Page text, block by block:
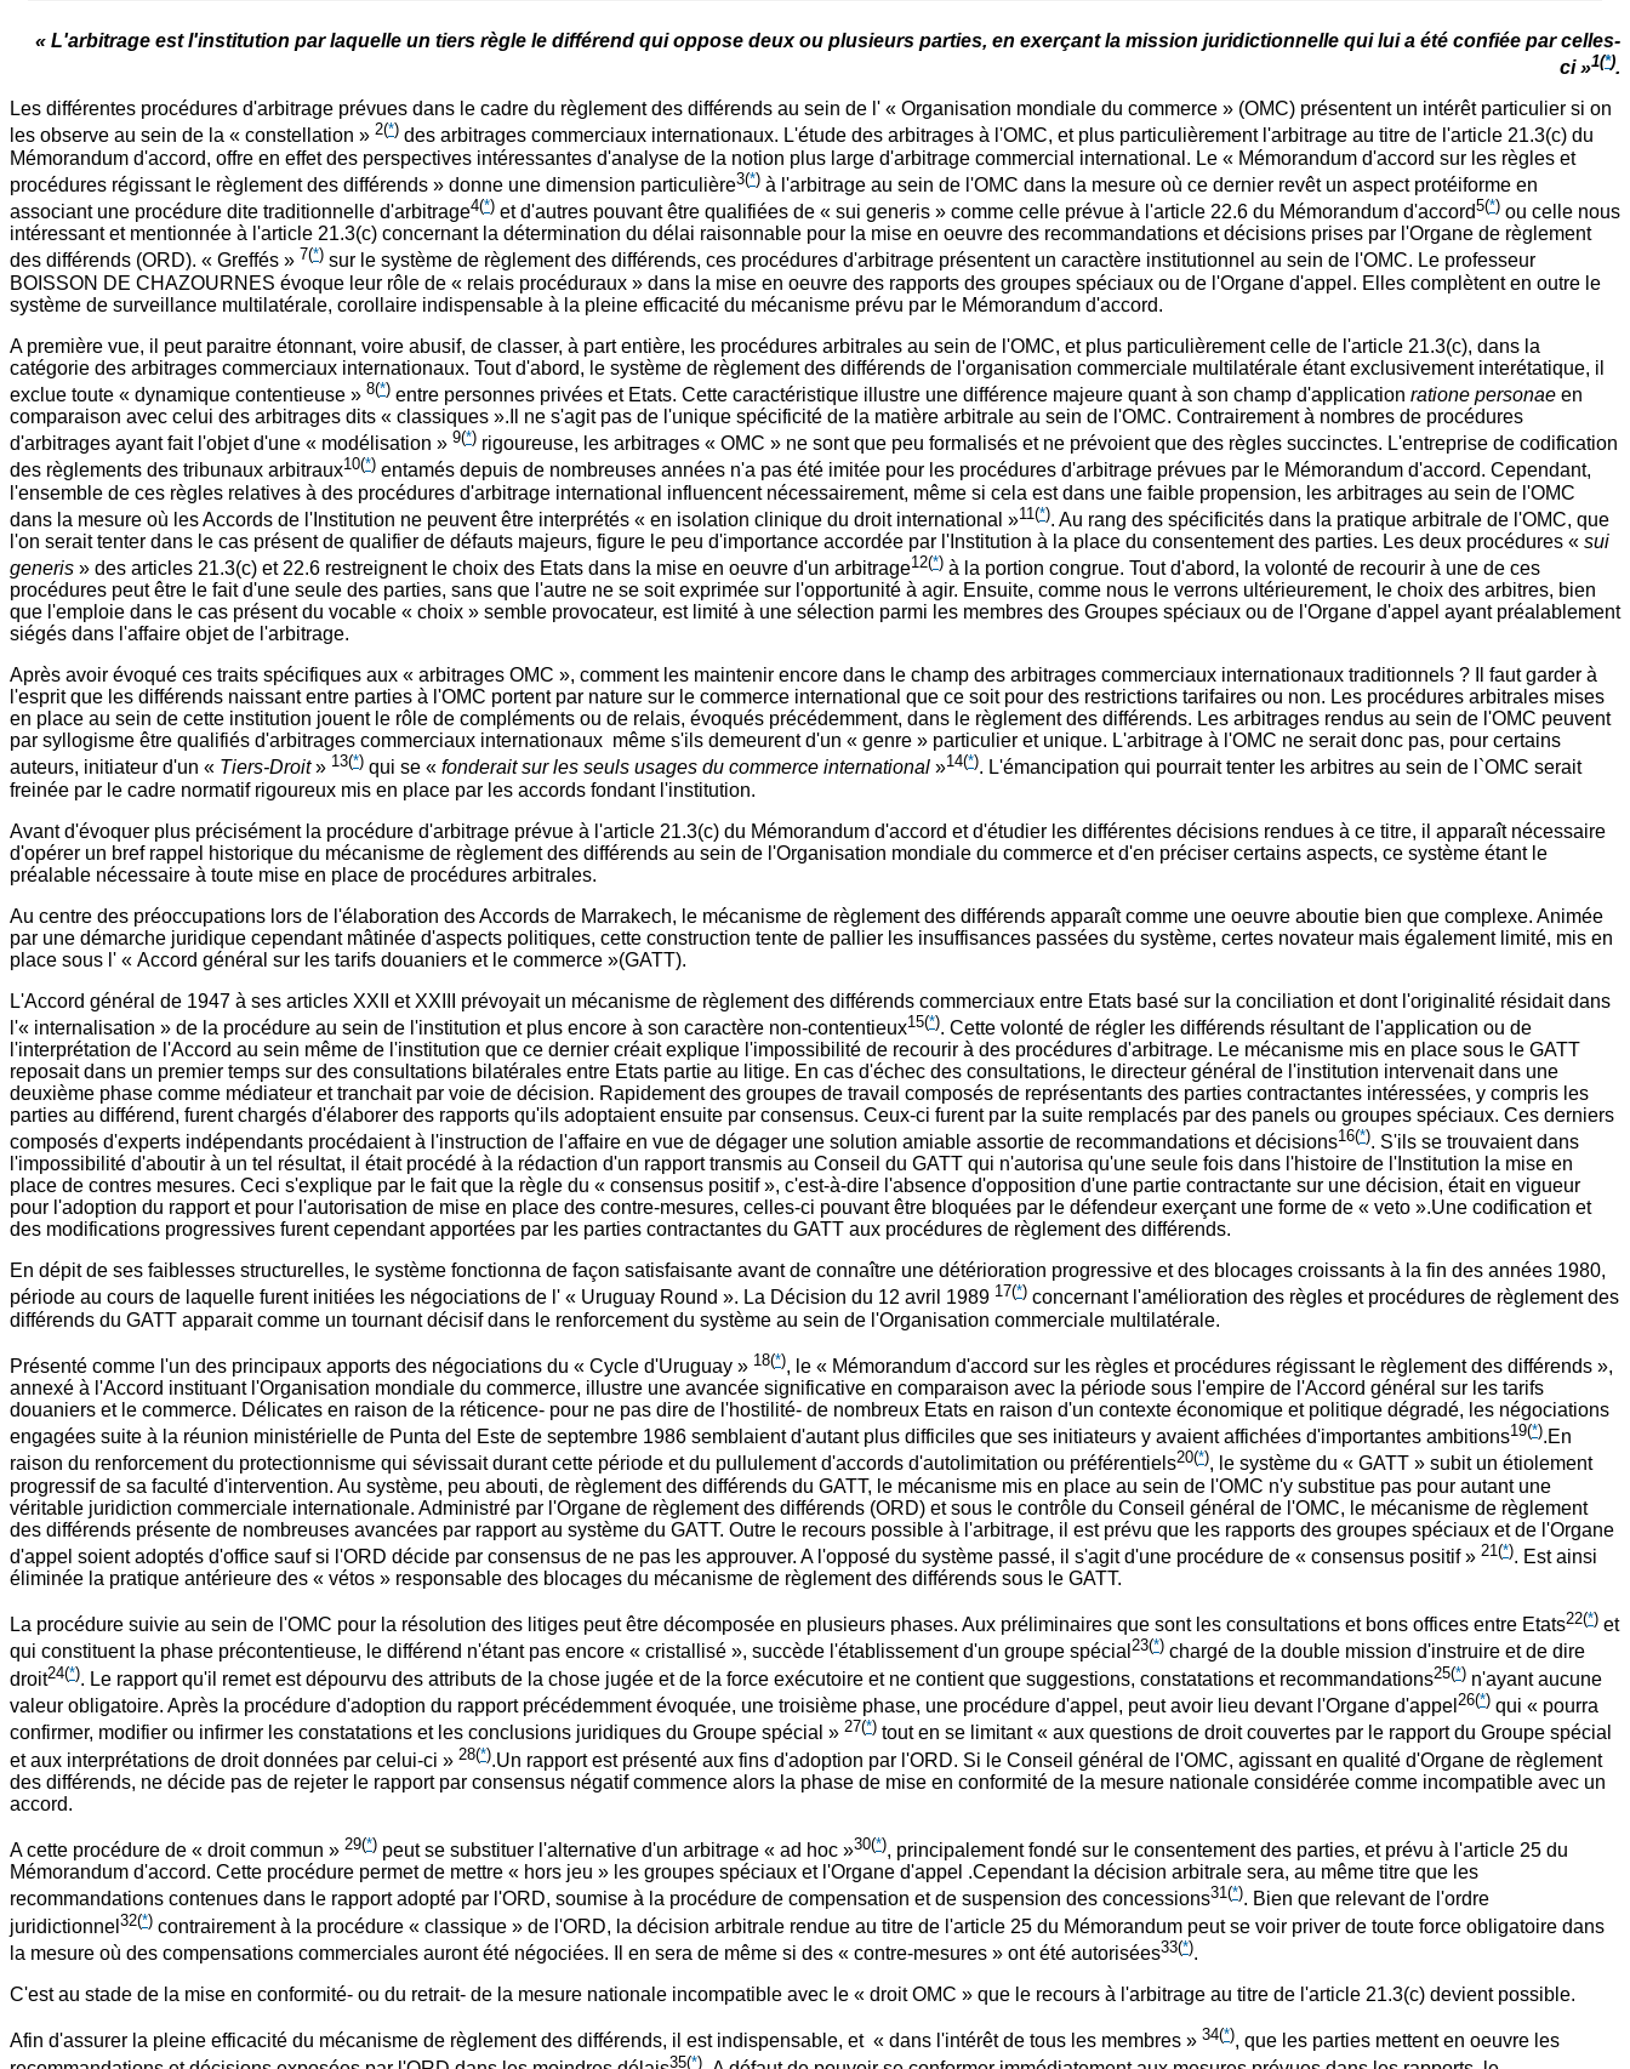
« L'arbitrage est l'institution par laquelle un tiers règle le différend qui oppose deux ou plusieurs parties, en exerçant la mission juridictionnelle qui lui a été confiée par celles-
ci »1(*).
Les différentes procédures d'arbitrage prévues dans le cadre du règlement des différends au sein de l' « Organisation mondiale du commerce » (OMC) présentent un intérêt particulier si on
les observe au sein de la « constellation » 2(*) des arbitrages commerciaux internationaux. L'étude des arbitrages à l'OMC, et plus particulièrement l'arbitrage au titre de l'article 21.3(c) du
Mémorandum d'accord, offre en effet des perspectives intéressantes d'analyse de la notion plus large d'arbitrage commercial international. Le « Mémorandum d'accord sur les règles et
procédures régissant le règlement des différends » donne une dimension particulière3(*) à l'arbitrage au sein de l'OMC dans la mesure où ce dernier revêt un aspect protéiforme en
associant une procédure dite traditionnelle d'arbitrage4(*) et d'autres pouvant être qualifiées de « sui generis » comme celle prévue à l'article 22.6 du Mémorandum d'accord5(*) ou celle nous
intéressant et mentionnée à l'article 21.3(c) concernant la détermination du délai raisonnable pour la mise en oeuvre des recommandations et décisions prises par l'Organe de règlement
des différends (ORD). « Greffés » 7(*) sur le système de règlement des différends, ces procédures d'arbitrage présentent un caractère institutionnel au sein de l'OMC. Le professeur
BOISSON DE CHAZOURNES évoque leur rôle de « relais procéduraux » dans la mise en oeuvre des rapports des groupes spéciaux ou de l'Organe d'appel. Elles complètent en outre le
système de surveillance multilatérale, corollaire indispensable à la pleine efficacité du mécanisme prévu par le Mémorandum d'accord.
A première vue, il peut paraitre étonnant, voire abusif, de classer, à part entière, les procédures arbitrales au sein de l'OMC, et plus particulièrement celle de l'article 21.3(c), dans la
catégorie des arbitrages commerciaux internationaux. Tout d'abord, le système de règlement des différends de l'organisation commerciale multilatérale étant exclusivement interétatique, il
exclue toute « dynamique contentieuse » 8(*) entre personnes privées et Etats. Cette caractéristique illustre une différence majeure quant à son champ d'application ratione personae en
comparaison avec celui des arbitrages dits « classiques ».Il ne s'agit pas de l'unique spécificité de la matière arbitrale au sein de l'OMC. Contrairement à nombres de procédures
d'arbitrages ayant fait l'objet d'une « modélisation » 9(*) rigoureuse, les arbitrages « OMC » ne sont que peu formalisés et ne prévoient que des règles succinctes. L'entreprise de codification
des règlements des tribunaux arbitraux10(*) entamés depuis de nombreuses années n'a pas été imitée pour les procédures d'arbitrage prévues par le Mémorandum d'accord. Cependant,
l'ensemble de ces règles relatives à des procédures d'arbitrage international influencent nécessairement, même si cela est dans une faible propension, les arbitrages au sein de l'OMC
dans la mesure où les Accords de l'Institution ne peuvent être interprétés « en isolation clinique du droit international »11(*). Au rang des spécificités dans la pratique arbitrale de l'OMC, que
l'on serait tenter dans le cas présent de qualifier de défauts majeurs, figure le peu d'importance accordée par l'Institution à la place du consentement des parties. Les deux procédures « sui
generis » des articles 21.3(c) et 22.6 restreignent le choix des Etats dans la mise en oeuvre d'un arbitrage12(*) à la portion congrue. Tout d'abord, la volonté de recourir à une de ces
procédures peut être le fait d'une seule des parties, sans que l'autre ne se soit exprimée sur l'opportunité à agir. Ensuite, comme nous le verrons ultérieurement, le choix des arbitres, bien
que l'emploie dans le cas présent du vocable « choix » semble provocateur, est limité à une sélection parmi les membres des Groupes spéciaux ou de l'Organe d'appel ayant préalablement
siégés dans l'affaire objet de l'arbitrage.
Après avoir évoqué ces traits spécifiques aux « arbitrages OMC », comment les maintenir encore dans le champ des arbitrages commerciaux internationaux traditionnels ? Il faut garder à
l'esprit que les différends naissant entre parties à l'OMC portent par nature sur le commerce international que ce soit pour des restrictions tarifaires ou non. Les procédures arbitrales mises
en place au sein de cette institution jouent le rôle de compléments ou de relais, évoqués précédemment, dans le règlement des différends. Les arbitrages rendus au sein de l'OMC peuvent
par syllogisme être qualifiés d'arbitrages commerciaux internationaux même s'ils demeurent d'un « genre » particulier et unique. L'arbitrage à l'OMC ne serait donc pas, pour certains
auteurs, initiateur d'un « Tiers-Droit» 13(*) qui se « fonderait sur les seuls usages du commerce international »14(*). L'émancipation qui pourrait tenter les arbitres au sein de l`OMC serait
freinée par le cadre normatif rigoureux mis en place par les accords fondant l'institution.
Avant d'évoquer plus précisément la procédure d'arbitrage prévue à l'article 21.3(c) du Mémorandum d'accord et d'étudier les différentes décisions rendues à ce titre, il apparaît nécessaire
d'opérer un bref rappel historique du mécanisme de règlement des différends au sein de l'Organisation mondiale du commerce et d'en préciser certains aspects, ce système étant le
préalable nécessaire à toute mise en place de procédures arbitrales.
Au centre des préoccupations lors de l'élaboration des Accords de Marrakech, le mécanisme de règlement des différends apparaît comme une oeuvre aboutie bien que complexe. Animée
par une démarche juridique cependant mâtinée d'aspects politiques, cette construction tente de pallier les insuffisances passées du système, certes novateur mais également limité, mis en
place sous l' « Accord général sur les tarifs douaniers et le commerce »(GATT).
L'Accord général de 1947 à ses articles XXII et XXIII prévoyait un mécanisme de règlement des différends commerciaux entre Etats basé sur la conciliation et dont l'originalité résidait dans
l'« internalisation » de la procédure au sein de l'institution et plus encore à son caractère non-contentieux15(*). Cette volonté de régler les différends résultant de l'application ou de
l'interprétation de l'Accord au sein même de l'institution que ce dernier créait explique l'impossibilité de recourir à des procédures d'arbitrage. Le mécanisme mis en place sous le GATT
reposait dans un premier temps sur des consultations bilatérales entre Etats partie au litige. En cas d'échec des consultations, le directeur général de l'institution intervenait dans une
deuxième phase comme médiateur et tranchait par voie de décision. Rapidement des groupes de travail composés de représentants des parties contractantes intéressées, y compris les
parties au différend, furent chargés d'élaborer des rapports qu'ils adoptaient ensuite par consensus. Ceux-ci furent par la suite remplacés par des panels ou groupes spéciaux. Ces derniers
composés d'experts indépendants procédaient à l'instruction de l'affaire en vue de dégager une solution amiable assortie de recommandations et décisions16(*). S'ils se trouvaient dans
l'impossibilité d'aboutir à un tel résultat, il était procédé à la rédaction d'un rapport transmis au Conseil du GATT qui n'autorisa qu'une seule fois dans l'histoire de l'Institution la mise en
place de contres mesures. Ceci s'explique par le fait que la règle du « consensus positif », c'est-à-dire l'absence d'opposition d'une partie contractante sur une décision, était en vigueur
pour l'adoption du rapport et pour l'autorisation de mise en place des contre-mesures, celles-ci pouvant être bloquées par le défendeur exerçant une forme de « veto ».Une codification et
des modifications progressives furent cependant apportées par les parties contractantes du GATT aux procédures de règlement des différends.
En dépit de ses faiblesses structurelles, le système fonctionna de façon satisfaisante avant de connaître une détérioration progressive et des blocages croissants à la fin des années 1980,
période au cours de laquelle furent initiées les négociations de l' « Uruguay Round ». La Décision du 12 avril 1989 17(*) concernant l'amélioration des règles et procédures de règlement des
différends du GATT apparait comme un tournant décisif dans le renforcement du système au sein de l'Organisation commerciale multilatérale.
Présenté comme l'un des principaux apports des négociations du « Cycle d'Uruguay » 18(*), le « Mémorandum d'accord sur les règles et procédures régissant le règlement des différends »,
annexé à l'Accord instituant l'Organisation mondiale du commerce, illustre une avancée significative en comparaison avec la période sous l'empire de l'Accord général sur les tarifs
douaniers et le commerce. Délicates en raison de la réticence- pour ne pas dire de l'hostilité- de nombreux Etats en raison d'un contexte économique et politique dégradé, les négociations
engagées suite à la réunion ministérielle de Punta del Este de septembre 1986 semblaient d'autant plus difficiles que ses initiateurs y avaient affichées d'importantes ambitions19(*).En
raison du renforcement du protectionnisme qui sévissait durant cette période et du pullulement d'accords d'autolimitation ou préférentiels20(*), le système du « GATT » subit un étiolement
progressif de sa faculté d'intervention. Au système, peu abouti, de règlement des différends du GATT, le mécanisme mis en place au sein de l'OMC n'y substitue pas pour autant une
véritable juridiction commerciale internationale. Administré par l'Organe de règlement des différends (ORD) et sous le contrôle du Conseil général de l'OMC, le mécanisme de règlement
des différends présente de nombreuses avancées par rapport au système du GATT. Outre le recours possible à l'arbitrage, il est prévu que les rapports des groupes spéciaux et de l'Organe
d'appel soient adoptés d'office sauf si l'ORD décide par consensus de ne pas les approuver. A l'opposé du système passé, il s'agit d'une procédure de « consensus positif » 21(*). Est ainsi
éliminée la pratique antérieure des « vétos » responsable des blocages du mécanisme de règlement des différends sous le GATT.
La procédure suivie au sein de l'OMC pour la résolution des litiges peut être décomposée en plusieurs phases. Aux préliminaires que sont les consultations et bons offices entre Etats22(*) et
qui constituent la phase précontentieuse, le différend n'étant pas encore « cristallisé », succède l'établissement d'un groupe spécial 23(*) chargé de la double mission d'instruire et de dire
droit24(*). Le rapport qu'il remet est dépourvu des attributs de la chose jugée et de la force exécutoire et ne contient que suggestions, constatations et recommandations25(*) n'ayant aucune
valeur obligatoire. Après la procédure d'adoption du rapport précédemment évoquée, une troisième phase, une procédure d'appel, peut avoir lieu devant l'Organe d'appel 26(*) qui « pourra
confirmer, modifier ou infirmer les constatations et les conclusions juridiques du Groupe spécial » 27(*) tout en se limitant « aux questions de droit couvertes par le rapport du Groupe spécial
et aux interprétations de droit données par celui-ci » 28(*).Un rapport est présenté aux fins d'adoption par l'ORD. Si le Conseil général de l'OMC, agissant en qualité d'Organe de règlement
des différends, ne décide pas de rejeter le rapport par consensus négatif commence alors la phase de mise en conformité de la mesure nationale considérée comme incompatible avec un
accord.
A cette procédure de « droit commun » 29(*) peut se substituer l'alternative d'un arbitrage « ad hoc »30(*), principalement fondé sur le consentement des parties, et prévu à l'article 25 du
Mémorandum d'accord. Cette procédure permet de mettre « hors jeu » les groupes spéciaux et l'Organe d'appel .Cependant la décision arbitrale sera, au même titre que les
recommandations contenues dans le rapport adopté par l'ORD, soumise à la procédure de compensation et de suspension des concessions31(*). Bien que relevant de l'ordre
juridictionnel 32(*) contrairement à la procédure « classique » de l'ORD, la décision arbitrale rendue au titre de l'article 25 du Mémorandum peut se voir priver de toute force obligatoire dans
la mesure où des compensations commerciales auront été négociées. Il en sera de même si des « contre-mesures » ont été autorisées33(*).
C'est au stade de la mise en conformité- ou du retrait- de la mesure nationale incompatible avec le « droit OMC » que le recours à l'arbitrage au titre de l'article 21.3(c) devient possible.
Afin d'assurer la pleine efficacité du mécanisme de règlement des différends, il est indispensable, et « dans l'intérêt de tous les membres » 34(*), que les parties mettent en oeuvre les
35(*)